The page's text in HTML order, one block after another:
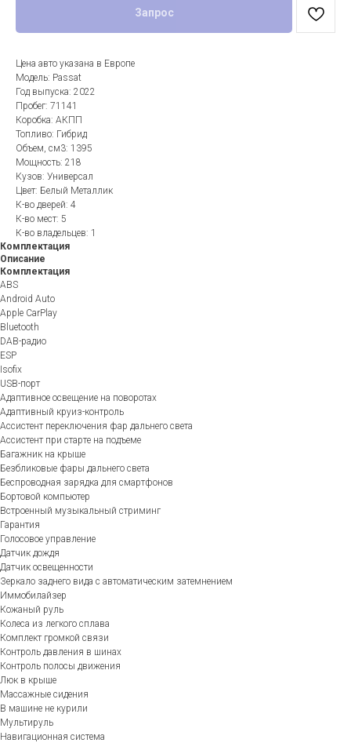
Запрос
Цена авто указана в Европе
Модель: Passat
Год выпуска: 2022
Пробег: 71141
Коробка: АКПП
Топливо: Гибрид
Объем, см3: 1395
Мощность: 218
Кузов: Универсал
Цвет: Белый Металлик
К-во дверей: 4
К-во мест: 5
К-во владельцев: 1
Комплектация
Описание
Комплектация
ABS
Android Auto
Apple CarPlay
Bluetooth
DAB-радио
ESP
Isofix
USB-порт
Адаптивное освещение на поворотах
Адаптивный круиз-контроль
Ассистент переключения фар дальнего света
Ассистент при старте на подъеме
Багажник на крыше
Безбликовые фары дальнего света
Беспроводная зарядка для смартфонов
Бортовой компьютер
Встроенный музыкальный стриминг
Гарантия
Голосовое управление
Датчик дождя
Датчик освещенности
Зеркало заднего вида с автоматическим затемнением
Иммобилайзер
Кожаный руль
Колеса из легкого сплава
Комплект громкой связи
Контроль давления в шинах
Контроль полосы движения
Люк в крыше
Массажные сидения
В машине не курили
Мультируль
Навигационная система